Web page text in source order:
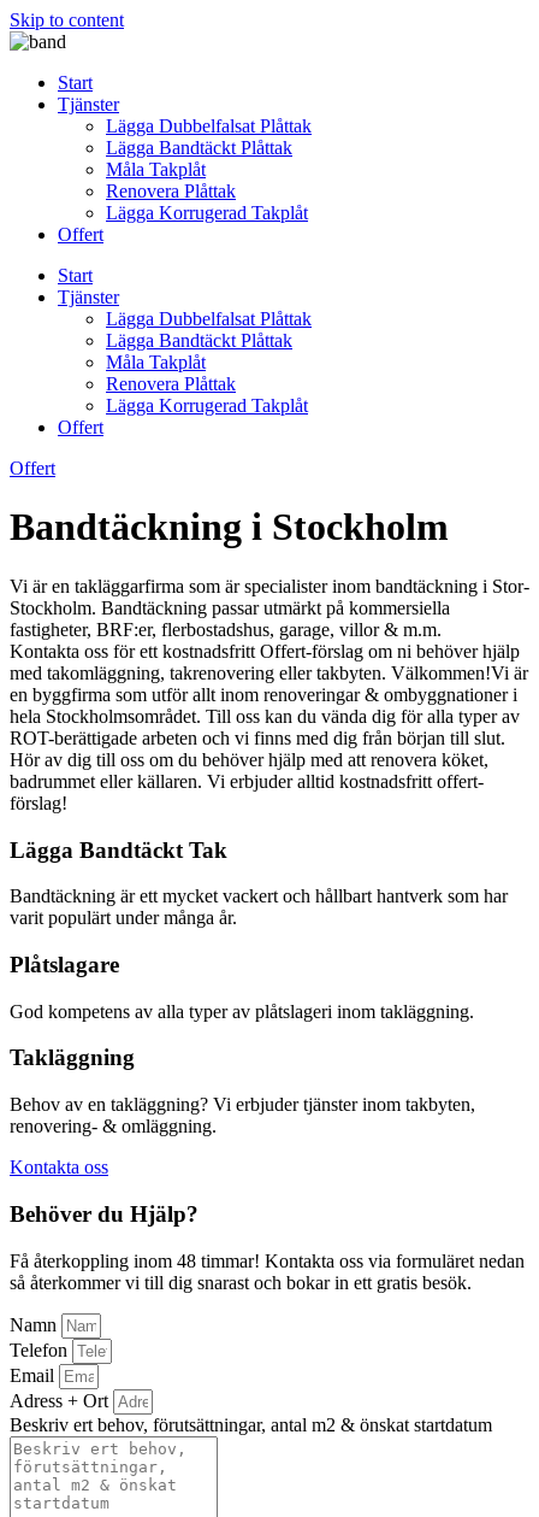
Skip to content
Start
Tjänster
Lägga Dubbelfalsat Plåttak
Lägga Bandtäckt Plåttak
Måla Takplåt
Renovera Plåttak
Lägga Korrugerad Takplåt
Offert
Start
Tjänster
Lägga Dubbelfalsat Plåttak
Lägga Bandtäckt Plåttak
Måla Takplåt
Renovera Plåttak
Lägga Korrugerad Takplåt
Offert
Offert
Bandtäckning i Stockholm
Vi är en takläggarfirma som är specialister inom bandtäckning i Stor-
Stockholm. Bandtäckning passar utmärkt på kommersiella
fastigheter, BRF:er, flerbostadshus, garage, villor & m.m.
Kontakta oss för ett kostnadsfritt Offert-förslag om ni behöver hjälp
med takomläggning, takrenovering eller takbyten. Välkommen!Vi är
en byggfirma som utför allt inom renoveringar & ombyggnationer i
hela Stockholmsområdet. Till oss kan du vända dig för alla typer av
ROT-berättigade arbeten och vi finns med dig från början till slut.
Hör av dig till oss om du behöver hjälp med att renovera köket,
badrummet eller källaren. Vi erbjuder alltid kostnadsfritt offert-
förslag!
Lägga Bandtäckt Tak
Bandtäckning är ett mycket vackert och hållbart hantverk som har
varit populärt under många år.
Plåtslagare
God kompetens av alla typer av plåtslageri inom takläggning.
Takläggning
Behov av en takläggning? Vi erbjuder tjänster inom takbyten,
renovering- & omläggning.
Kontakta oss
Behöver du Hjälp?
Få återkoppling inom 48 timmar! Kontakta oss via formuläret nedan
så återkommer vi till dig snarast och bokar in ett gratis besök.
Namn
Telefon
Email
Adress + Ort
Beskriv ert behov, förutsättningar, antal m2 & önskat startdatum